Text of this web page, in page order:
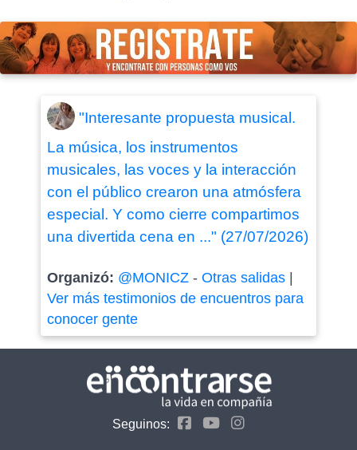
"Interesante propuesta musical.
La música, los instrumentos
musicales, las voces y la interacción
con el público crearon una atmósfera
especial. Y como cierre compartimos
una divertida cena en ..." (27/07/2026)
Organizó: @MONICZ- Otras salidas|
Ver más testimonios de encuentros para
conocer gente
Seguinos: